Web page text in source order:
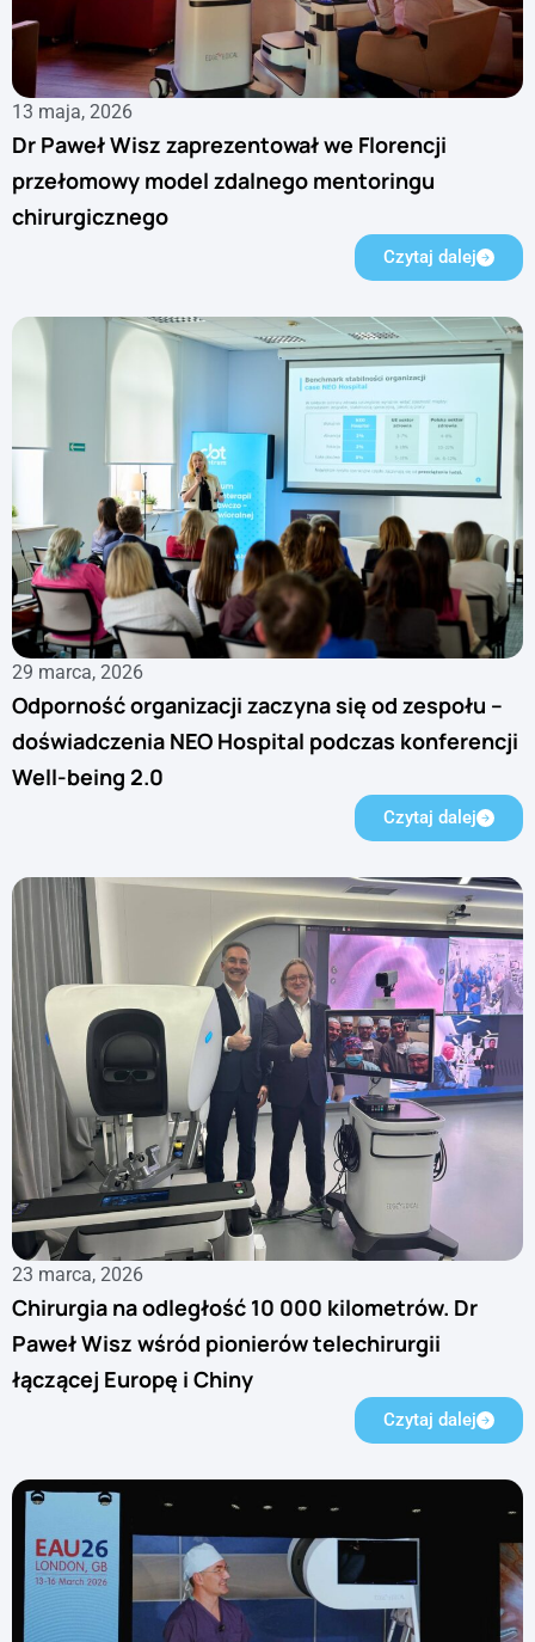
13 maja, 2026
Dr Paweł Wisz zaprezentował we Florencji
przełomowy model zdalnego mentoringu
chirurgicznego
Czytaj dalej
29 marca, 2026
Odporność organizacji zaczyna się od zespołu –
doświadczenia NEO Hospital podczas konferencji
Well-being 2.0
Czytaj dalej
23 marca, 2026
Chirurgia na odległość 10 000 kilometrów. Dr
Paweł Wisz wśród pionierów telechirurgii
łączącej Europę i Chiny
Czytaj dalej